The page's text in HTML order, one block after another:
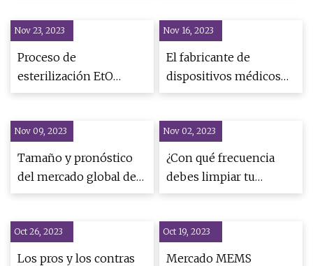
918,5 millones de
dólares
estadounidenses para
3,4%
Nov 23, 2023
Proceso de
esterilización EtO
Mercado 2031
crecimiento junto con
los mejores jugadores
Nov 16, 2023
El fabricante de
dispositivos médicos
Steris eleva su visión
y registra un ritmo
trimestral
Nov 09, 2023
Tamaño y pronóstico
del mercado global de
máquinas de
alimentos
Nov 02, 2023
¿Con qué frecuencia
debes limpiar tu
lavadora?
Oct 26, 2023
Los pros y los contras
Oct 19, 2023
Mercado MEMS